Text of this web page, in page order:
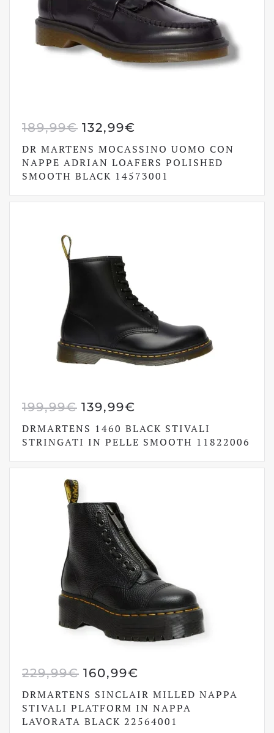
189,99€ IL
PREZZO
ORIGINALE
ERA:
189,99€.
132,99€
PREZZO
ATTUALE
È:
132,99€.
DR MARTENS MOCASSINO UOMO CON
NAPPE ADRIAN LOAFERS POLISHED
SMOOTH BLACK 14573001
199,99€ IL
PREZZO
ORIGINALE
ERA:
139,99€
PREZZO
ATTUALE
È:
DRMARTENS 1460 BLACK STIVALI
STRINGATI IN PELLE SMOOTH 11822006
229,99€ IL
PREZZO
ORIGINALE
ERA:
160,99€
PREZZO
ATTUALE
È:
DRMARTENS SINCLAIR MILLED NAPPA
STIVALI PLATFORM IN NAPPA
LAVORATA BLACK 22564001